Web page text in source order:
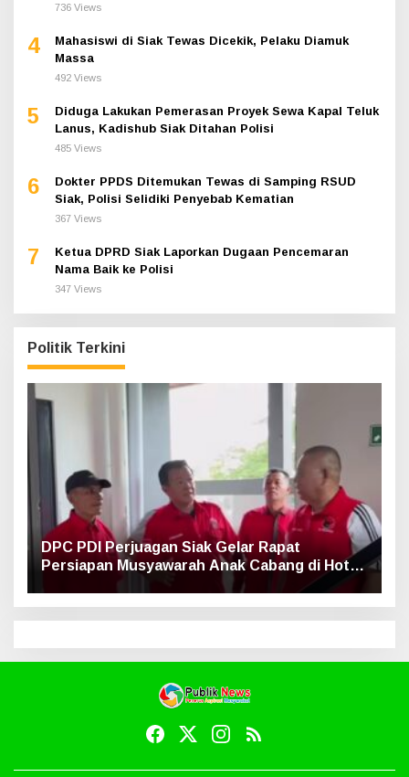
736 Views
4
Mahasiswi di Siak Tewas Dicekik, Pelaku Diamuk
Massa
492 Views
5
Diduga Lakukan Pemerasan Proyek Sewa Kapal Teluk
Lanus, Kadishub Siak Ditahan Polisi
485 Views
6
Dokter PPDS Ditemukan Tewas di Samping RSUD
Siak, Polisi Selidiki Penyebab Kematian
367 Views
7
Ketua DPRD Siak Laporkan Dugaan Pencemaran
Nama Baik ke Polisi
347 Views
Politik Terkini
DPC PDI Perjuagan Siak Gelar Rapat
Persiapan Musyawarah Anak Cabang di Hotel